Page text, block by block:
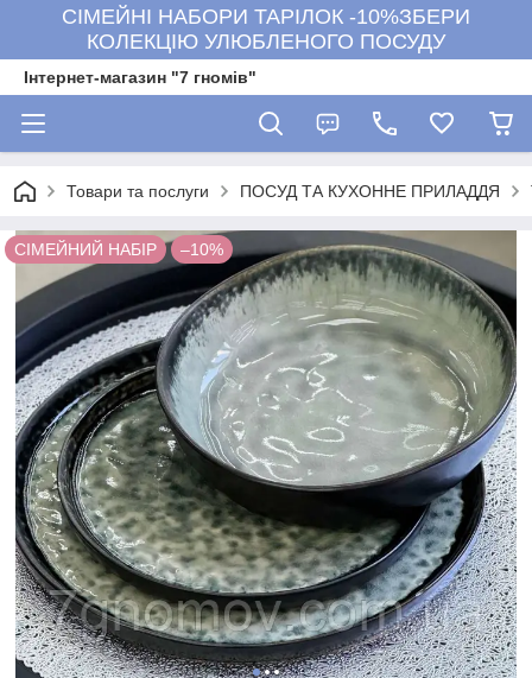
СІМЕЙНІ НАБОРИ ТАРІЛОК -10%ЗБЕРИ
КОЛЕКЦІЮ УЛЮБЛЕНОГО ПОСУДУ
Інтернет-магазин "7 гномів"
Товари та послуги ПОСУД ТА КУХОННЕ ПРИЛАДДЯ
СІМЕЙНИЙ НАБІР –10%